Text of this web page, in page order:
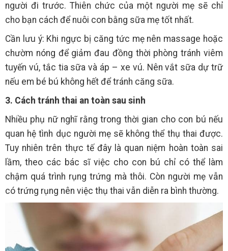
người đi trước. Thiên chức của một người mẹ sẽ chỉ
cho bạn cách để nuôi con bằng sữa mẹ tốt nhất.
Cần lưu ý: Khi ngực bị căng tức mẹ nên massage hoặc
chườm nóng để giảm đau đồng thời phòng tránh viêm
tuyến vú, tắc tia sữa và áp – xe vú. Nên vắt sữa dự trữ
nếu em bé bú không hết để tránh căng sữa.
3. Cách tránh thai an toàn sau sinh
Nhiều phụ nữ nghĩ rằng trong thời gian cho con bú nếu
quan hệ tình dục người mẹ sẽ không thể thụ thai được.
Tuy nhiên trên thực tế đây là quan niệm hoàn toàn sai
lầm, theo các bác sĩ việc cho con bú chỉ có thể làm
chậm quá trình rụng trứng mà thôi. Còn người mẹ vẫn
có trứng rụng nên việc thụ thai vẫn diễn ra bình thường.